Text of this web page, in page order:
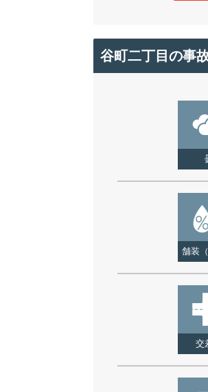
谷町二丁目の事
舗装
交